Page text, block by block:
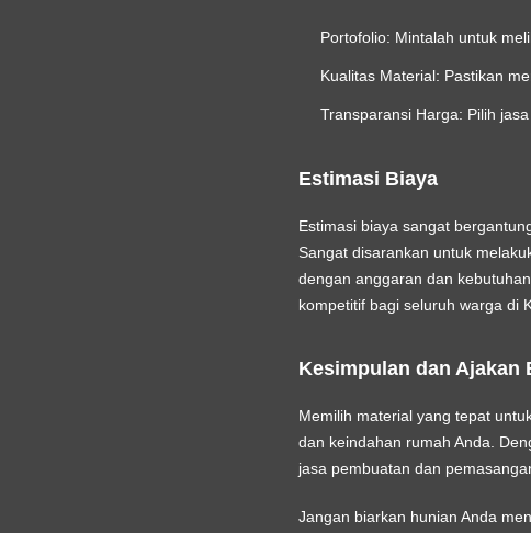
Portofolio: Mintalah untuk
Kualitas Material: Pastikan
Transparansi Harga: Pilih
Estimasi Biaya
Estimasi biaya sangat
Sangat disarankan untuk
dengan anggaran dan
kompetitif bagi seluruh warga di
Kesimpulan dan Ajakan
Memilih material yang tepat
dan keindahan rumah Anda.
jasa pembuatan dan
Jangan biarkan hunian Anda